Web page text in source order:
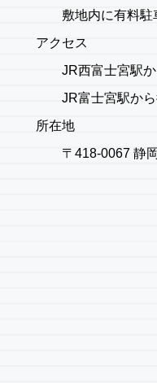
敷地内に有料駐
アクセス
JR西富士宮駅
JR富士宮駅か
所在地
〒418-0067 静